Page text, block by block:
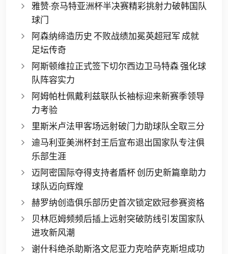
雅赞·奈马特亚洲杯半决赛精彩挑射力破韩国队
球门
阿森纳缔造历史 不败战绩加冕英超冠军 成就
足坛传奇
阿斯顿维拉正式签下切尔西边卫马特森 强化球
队阵容实力
阿姆帕杜佩戴利兹联队长袖标迎来新赛季领导
力考验
里斯米卢法甲客场远射破门力助球队全取三分
迪马利亚美洲杯封王后宣布退出国家队专注俱
乐部生涯
迈阿密国际夺得支持者盾杯 创历史新篇章助力
球队迈向辉煌
赫罗纳创造俱乐部历史首次锁定欧冠参赛资格
贝林厄姆频频后插上远射突破防线引发国家队
进攻新风潮
谢什科绝杀助斯洛文尼亚力克哈萨克斯坦成功